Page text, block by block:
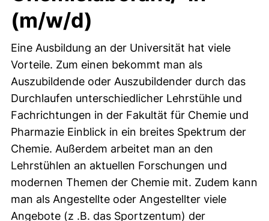
(m/w/d)
Eine Ausbildung an der Universität hat viele
Vorteile. Zum einen bekommt man als
Auszubildende oder Auszubildender durch das
Durchlaufen unterschiedlicher Lehrstühle und
Fachrichtungen in der Fakultät für Chemie und
Pharmazie Einblick in ein breites Spektrum der
Chemie. Außerdem arbeitet man an den
Lehrstühlen an aktuellen Forschungen und
modernen Themen der Chemie mit. Zudem kann
man als Angestellte oder Angestellter viele
Angebote (z .B. das Sportzentum) der